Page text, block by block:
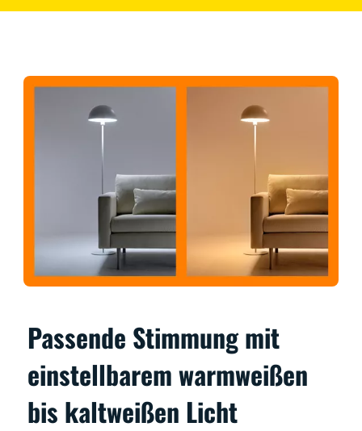
Passende Stimmung mit
einstellbarem warmweißen
bis kaltweißen Licht